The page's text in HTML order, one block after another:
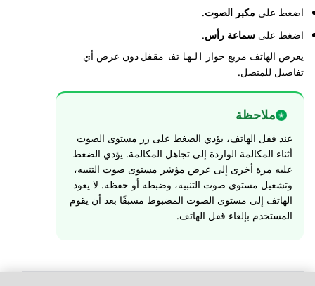
اضغط على مكبر الصوت.
اضغط على سماعة رأس.
يعرض الهاتف مربع حوار
الهاتف مقفل دون عرض أي
تفاصيل للمتصل.
ملاحظة
عند قفل الهاتف، يؤدي الضغط على زر مستوى الصوت
أثناء المكالمة الواردة إلى تجاهل المكالمة. يؤدي الضغط
عليه مرة أخرى إلى عرض مؤشر مستوى صوت التنبيه،
وتشغيل مستوى صوت التنبيه، وضبطه أو حفظه. لا يعود
الهاتف إلى مستوى الصوت المضبوط مسبقًا بعد أن يقوم
المستخدم بإلغاء قفل الهاتف.